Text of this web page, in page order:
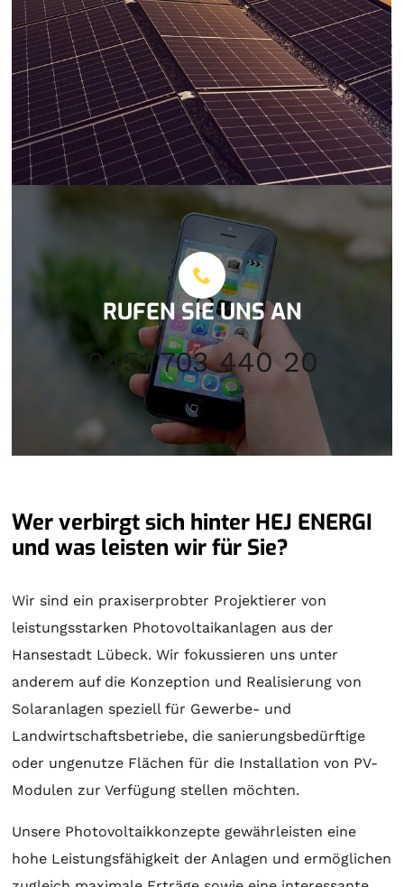
RUFEN SIE UNS AN
0451 703 440 20
Wer verbirgt sich hinter HEJ ENERGI
und was leisten wir für Sie?
Wir sind ein praxiserprobter Projektierer von
leistungsstarken Photovoltaikanlagen aus der
Hansestadt Lübeck. Wir fokussieren uns unter
anderem auf die Konzeption und Realisierung von
Solaranlagen speziell für Gewerbe- und
Landwirtschaftsbetriebe, die sanierungsbedürftige
oder ungenutze Flächen für die Installation von PV-
Modulen zur Verfügung stellen möchten.
Unsere Photovoltaikkonzepte gewährleisten eine
hohe Leistungsfähigkeit der Anlagen und ermöglichen